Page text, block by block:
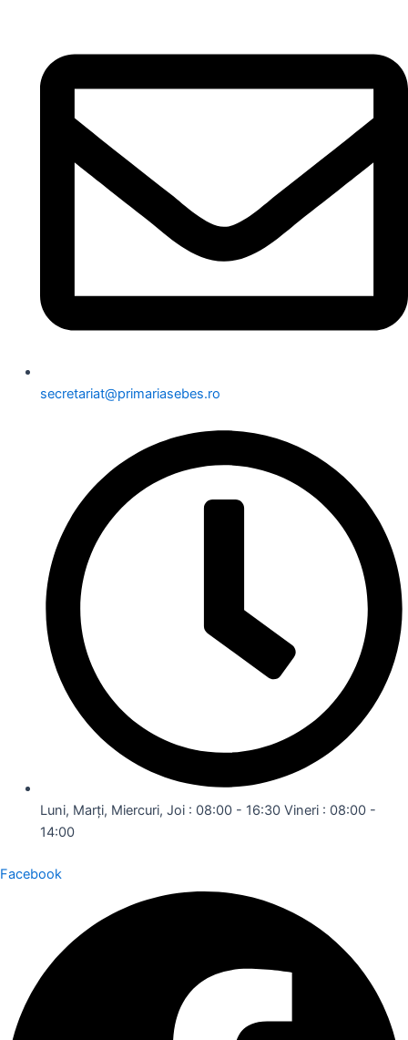
secretariat@primariasebes.ro
Luni, Marți, Miercuri, Joi : 08:00 - 16:30 Vineri : 08:00 -
14:00
Facebook